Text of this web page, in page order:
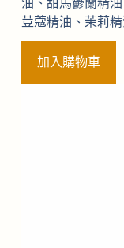
荳蔻精油、茉莉
加入購物車